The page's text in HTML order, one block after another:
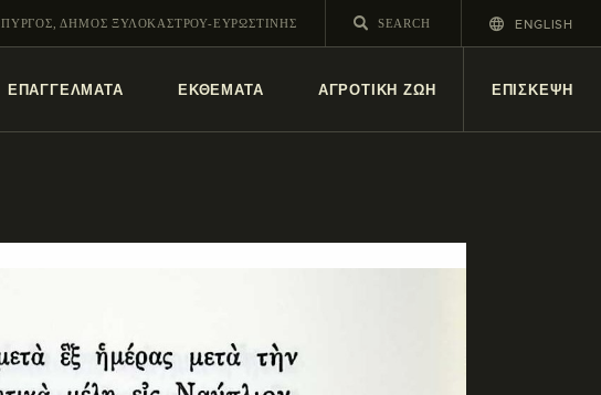
ΠΎΡΓΟΣ, ΔΗΜΟΣ ΞΥΛΟΚΑΣΤΡΟΥ-ΕΥΡΩΣΤΙΝΗΣ ENGLISH
ΕΠΑΓΓΕΛΜΑΤΑ ΕΚΘΕΜΑΤΑ ΑΓΡΟΤΙΚΗ ΖΩΗ ΕΠΙΣΚΕΨΗ